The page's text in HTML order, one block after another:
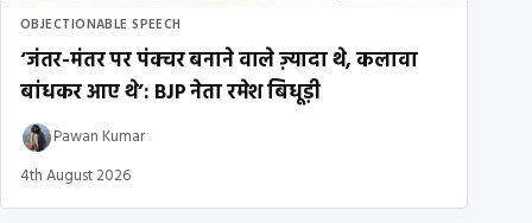
OBJECTIONABLE SPEECH
‘जंतर-मंतर पर पंक्चर बनाने वाले ज़्यादा थे, कलावा
बांधकर आए थे’: BJP नेता रमेश बिधूड़ी
Pawan Kumar
4th August 2026